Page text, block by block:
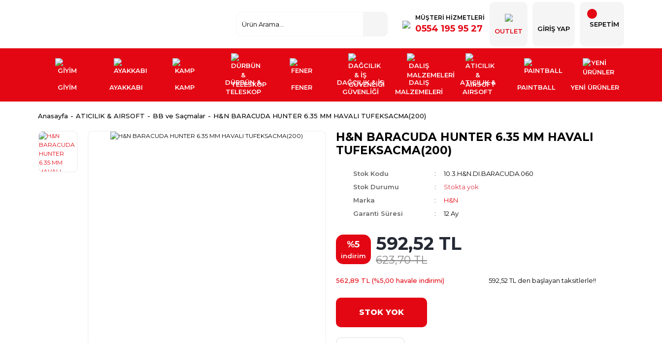
MÜŞTERİ HİZMETLERİ
0554 195 95 27 OUTLET GIRIŞ YAP
SEPETİM
GİYİM AYAKKABI KAMP
DÜRBÜN &
TELESKOP
FENER
DAĞCILIK & İŞ
GÜVENLİĞİ
DALIŞ
MALZEMELERİ
ATICILIK &
AIRSOFT
PAINTBALL YENI ÜRÜNLER
Anasayfa ATICILIK & AIRSOFT BB ve Saçmalar H&N BARACUDA HUNTER 6.35 MM HAVALI TUFEKSACMA(200)
H&N BARACUDA HUNTER 6.35 MM HAVALI
TUFEKSACMA(200)
Stok Kodu
10.3.H&N.DI.BARACUDA.060
Stok Durumu
Stokta yok
Marka
H&N
Garanti Süresi
12 Ay
%5
indirim
592,52 TL
623,70 TL
562,89 TL (%5,00 havale indirimi) 592,52 TL den başlayan taksitlerle!!
STOK YOK